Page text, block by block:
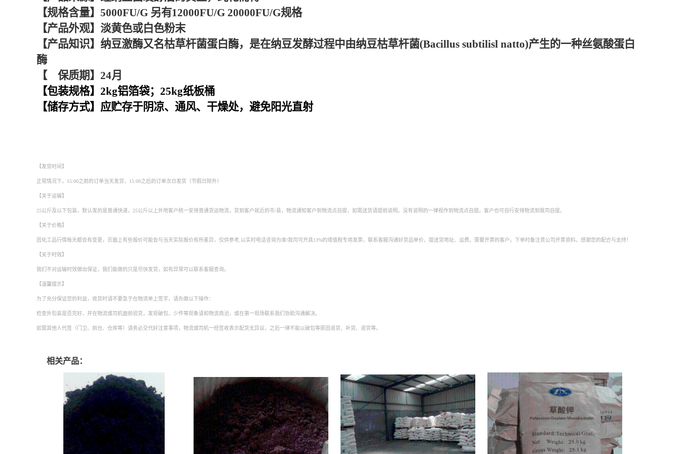
【规格含量】5000FU/G 另有12000FU/G 20000FU/G规格
【产品外观】淡黄色或白色粉末
【产品知识】纳豆激酶又名枯草杆菌蛋白酶，是在纳豆发酵过程中由纳豆枯草杆菌(Bacillus subtilisl natto)产生的一种丝氨酸蛋白
酶
【 保质期】24月
【包装规格】2kg铝箔袋；25kg纸板桶
【储存方式】应贮存于阴凉、通风、干燥处，避免阳光直射
【发货时间】
正常情况下，15:00之前的订单当天发货，15:00之后的订单次日发货（节假日除外）
【关于运输】
25公斤及以下包装，默认发的是普通快递，25公斤以上外地客户统一安排普通货运物流，货到客户就近的市/县，物流通知客户到物流点自提，如需送货请提前说明。没有说明的一律视作到物流点自提。客户也可自行安排物流到我司自提。
【关于价格】
因化工品行情每天都会有变更，页面上有些报价可能会与当天实际报价有所差异，仅供参考,以实时电话咨询为准!我司可开具13%的增值税专用发票，联系客服沟通好货品单价、提送货地址、运费。需要开票的客户，下单时备注贵公司开票资料。感谢您的配合与支持！
【关于时效】
我们不对运输时效做出保证，我们能做的只是尽快发货，如有异常可以联系客服查询。
【温馨提示】
为了充分保证您的利益，收货时请不要急于在物流单上签字，请先做以下操作：
检查外包装是否完好，并在物流或司机面前验货，发现破包，少件等现象请和物流商洽，或在第一现场联系我们协助沟通解决。
如需其他人代签（门卫、前台、仓库等）请务必交代好注意事项，物流或司机一经签收表示配货无异议，之后一律不能以破包等原因退货、补货、退货等。
相关产品：